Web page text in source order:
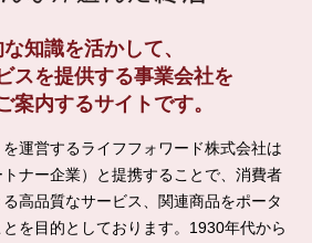
知識を活かして、
スを提供する事業会社を
案内するサイトです。
を運営するライフフォワード株式会社は
ナー企業）と提携することで、消費者
高品質なサービス、関連商品をポータ
を目的としております。1930年代から